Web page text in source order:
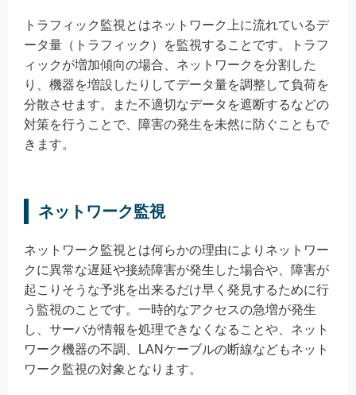
トラフィック監視とはネットワーク上に流れているデ
ータ量（トラフィック）を監視することです。トラフ
ィックが増加傾向の場合、ネットワークを分割した
り、機器を増設したりしてデータ量を調整して負荷を
分散させます。また不適切なデータを遮断するなどの
対策を行うことで、障害の発生を未然に防ぐこともで
きます。
ネットワーク監視
ネットワーク監視とは何らかの理由によりネットワー
クに異常な遅延や接続障害が発生した場合や、障害が
起こりそうな予兆を出来るだけ早く発見するために行
う監視のことです。一時的なアクセスの急増が発生
し、サーバが情報を処理できなくなることや、ネット
ワーク機器の不調、LANケーブルの断線などもネット
ワーク監視の対象となります。